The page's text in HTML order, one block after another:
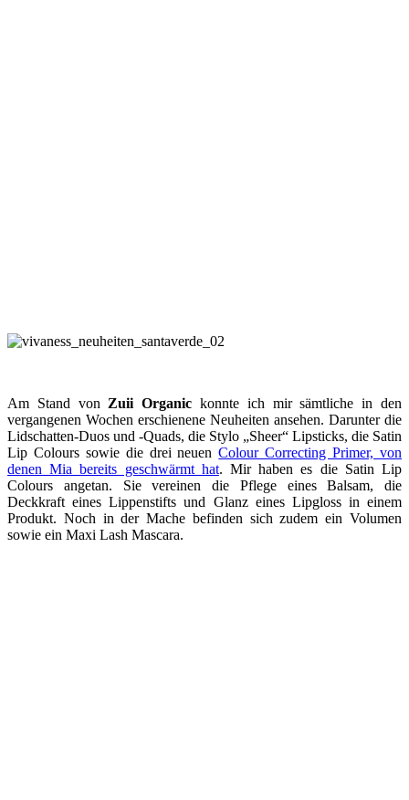
Am Stand vonZuii Organic konnte ich mir sämtliche in den
vergangenen Wochen erschienene Neuheiten ansehen. Darunter die
Lidschatten-Duos und -Quads, die Stylo „Sheer“ Lipsticks, die Satin
Lip Colours sowie die drei neuenColour Correcting Primer, von
denen Mia bereits geschwärmt hat. Mir haben es die Satin Lip
Colours angetan. Sie vereinen die Pflege eines Balsam, die
Deckkraft eines Lippenstifts und Glanz eines Lipgloss in einem
Produkt. Noch in der Mache befinden sich zudem ein Volumen
sowie ein Maxi Lash Mascara.